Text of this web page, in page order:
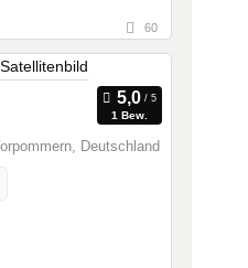
60
1 Bew.
Deutschland